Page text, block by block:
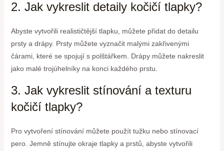
2. Jak vykreslit detaily kočičí tlapky?
Abyste vytvořili realističtější tlapku, můžete přidat do detailu
prsty a drápy. Prsty můžete vyznačit malými zakřivenými
čárami, které se spojují s polštářkem. Drápy můžete nakreslit
jako malé trojúhelníky na konci každého prstu.
3. Jak vykreslit stínování a texturu
kočičí tlapky?
Pro vytvoření stínování můžete použít tužku nebo stínovací
pero. Jemně stínujte okraje tlapky a prstů, abyste vytvořili